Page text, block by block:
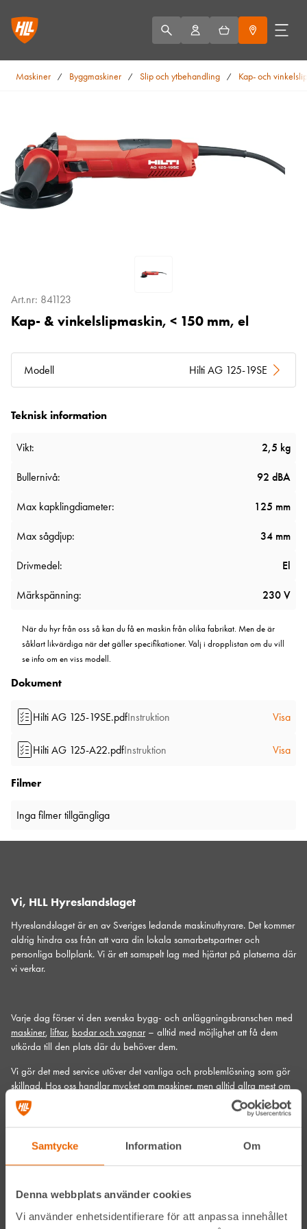
Samtycke Information Om
Denna webbplats använder cookies
Vi använder enhetsidentifierare för att anpassa innehållet
Maskiner / Byggmaskiner / Slip och ytbehandling / Kap- och
Art.nr: 841123
Kap- & vinkelslipmaskin, < 150 mm, el
Modell Hilti AG 125-19SE
Teknisk information
Vikt: 2,5 kg
Bullernivå: 92 dBA
Max kapklingdiameter: 125 mm
Max sågdjup: 34 mm
Drivmedel: El
Märkspänning: 230 V
När du hyr från oss så kan du få en maskin från olika fabrikat. Men de är
såklart likvärdiga när det gäller specifikationer. Välj i dropplistan om du vill
se info om en viss modell.
Dokument
Hilti AG 125-19SE.pdfInstruktion Visa
Hilti AG 125-A22.pdfInstruktion Visa
Filmer
Inga filmer tillgängliga
Vi, HLL Hyreslandslaget
Hyreslandslaget är en av Sveriges ledande maskinuthyrare. Det kommer
aldrig hindra oss från att vara din lokala samarbetspartner och
personliga bollplank. Vi är ett samspelt lag med hjärtat på platserna där
vi verkar.
Varje dag förser vi den svenska bygg- och anläggningsbranschen med
maskiner, liftar, bodar och vagnar– alltid med möjlighet att få dem
utkörda till den plats där du behöver dem.
Vi gör det med service utöver det vanliga och problemlösning som gör
skillnad. Hos oss handlar mycket om maskiner, men alltid allra mest om
människor och relationer. Välkommen in till din närmsta depå!
Kontakta din närmaste depå